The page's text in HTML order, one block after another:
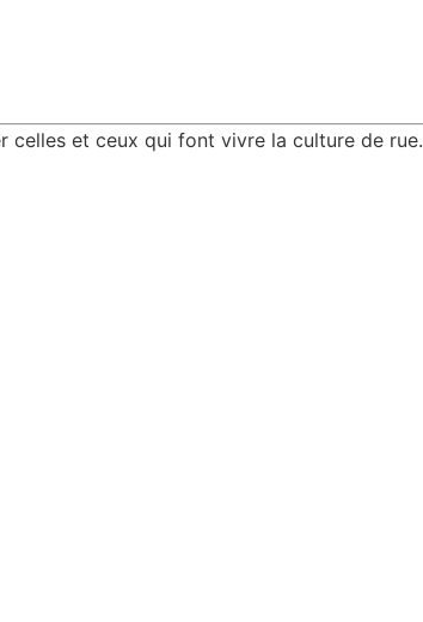
celles et ceux qui font vivre la culture de rue.